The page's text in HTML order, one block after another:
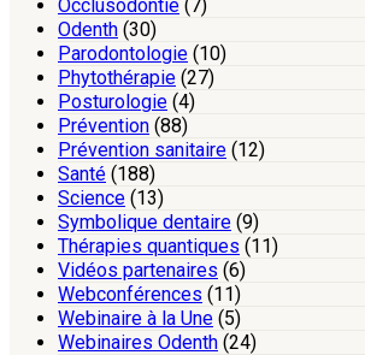
Occlusodontie (7)
Odenth (30)
Parodontologie (10)
Phytothérapie (27)
Posturologie (4)
Prévention (88)
Prévention sanitaire (12)
Santé (188)
Science (13)
Symbolique dentaire (9)
Thérapies quantiques (11)
Vidéos partenaires (6)
Webconférences (11)
Webinaire à la Une (5)
Webinaires Odenth (24)